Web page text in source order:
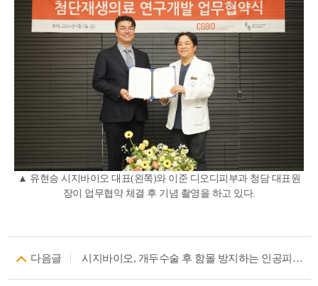
▲ 유현승 시지바이오 대표(왼쪽)와 이준 디오디피부과 청담 대표원
장이 업무협약 체결 후 기념 촬영을 하고 있다.
다음글 시지바이오, 개두수술 후 함몰 방지하는 인공피부 ‘티슈덤’ 출시… 신경외과 시장 진출